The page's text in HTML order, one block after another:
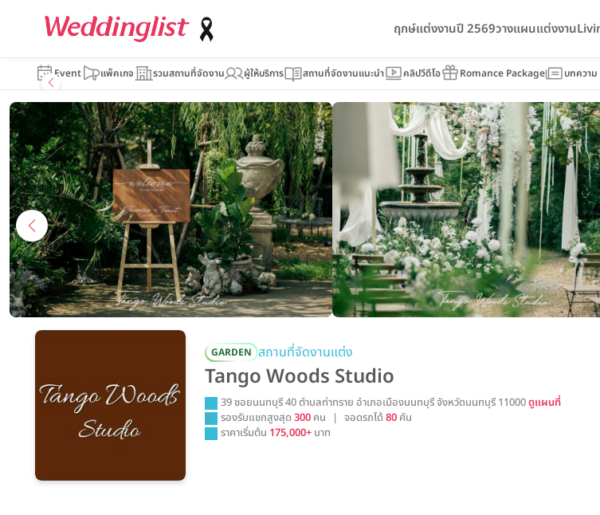
ฤกษ์แต่งงานปี 2569วางแผนแต่งงาน
Event แพ็คเกจ รวมสถานที่จัดงาน ผู้ให้บริการ สถานที่จัดงานแนะนำ คลิปวีดีโอ Romance Package บทความ
Tango Woods Studio
GARDEN สถานที่จัดงานแต่ง
Tango Woods Studio
39 ซอยนนทบุรี 40 ตำบลท่าทราย อำเภอเมืองนนทบุรี จังหวัดนนทบุรี 11000ดูแผนที่
รองรับแขกสูงสุด300 คน | จอดรถได้80 คัน
ราคาเริ่มต้น 175,000+ บาท